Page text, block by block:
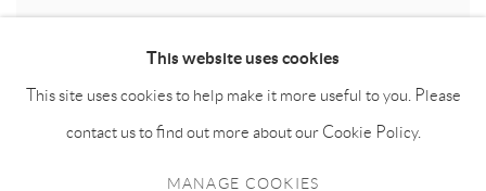
PROTOTYPE SERIES DLC2022 原型系列 2022
This website uses cookies
This site uses cookies to help make it more useful to you. Please
contact us to find out more about our Cookie Policy.
MANAGE COOKIES